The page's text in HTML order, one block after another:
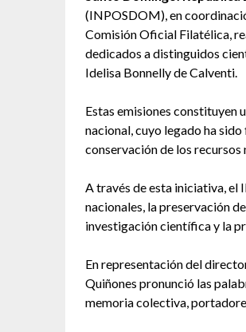
(INPOSDOM), en
Comisión Oficial Filatélica,
dedicados a distinguidos
Idelisa Bonnelly de Calventi.
Estas emisiones
nacional, cuyo legado ha
conservación de los
A través de esta iniciativa,
nacionales, la preservación
investigación científica y la
En representación del
Quiñones pronunció las
memoria colectiva,